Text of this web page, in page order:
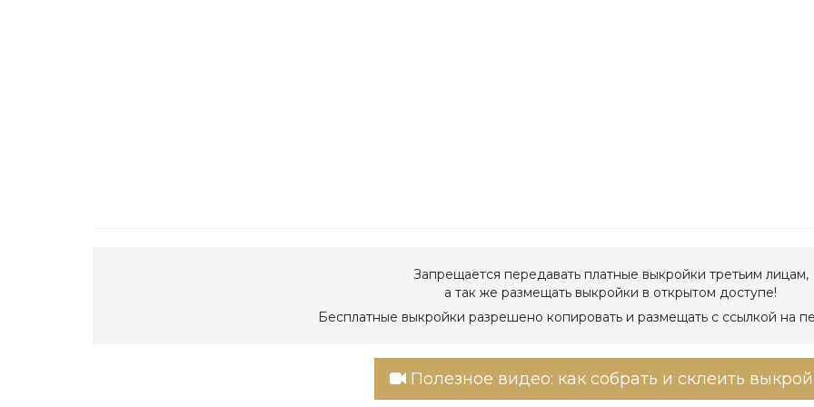
Запрещается передавать платные выкройки третьим лицам,
а так же размещать выкройки в открытом доступе!
Бесплатные выкройки разрешено копировать и размещать с ссылкой на
Полезное видео: как собрать и склеить